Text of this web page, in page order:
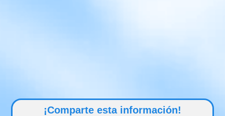
¡Comparte esta información!